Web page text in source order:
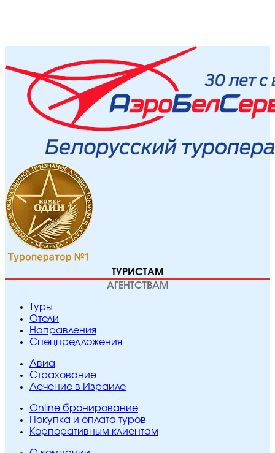
ТУРИСТАМ
АГЕНТСТВАМ
Туры
Отели
Направления
Спецпредложения
Авиа
Страхование
Лечение в Израиле
Online бронирование
Покупка и оплата туров
Корпоративным клиентам